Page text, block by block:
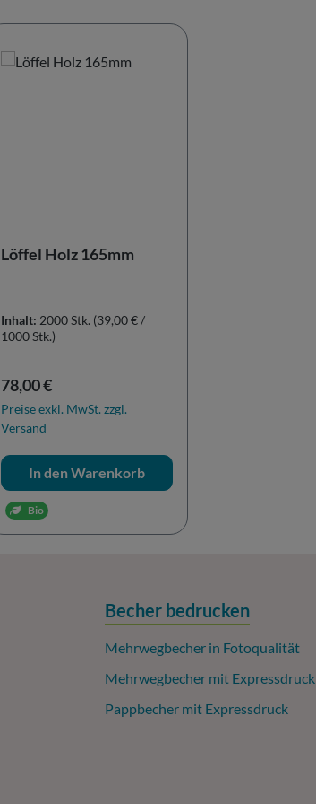
Löffel Holz 165mm
Inhalt: 2000 Stk. (39,00 € /
1000 Stk.)
Regulärer Preis:
78,00 €
Preise exkl. MwSt. zzgl.
Versand
In den Warenkorb
Bio
Becher bedrucken
Mehrwegbecher in Fotoqualität
Mehrwegbecher mit Expressdruck
Pappbecher mit Expressdruck